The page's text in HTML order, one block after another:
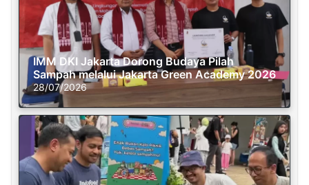
IMM DKI Jakarta Dorong Budaya Pilah
Sampah melalui Jakarta Green Academy 2026
28/07/2026